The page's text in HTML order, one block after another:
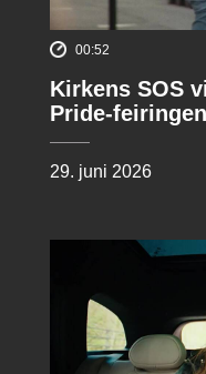
00:52
Kirkens SOS
Pride-feiringen
29. juni 2026